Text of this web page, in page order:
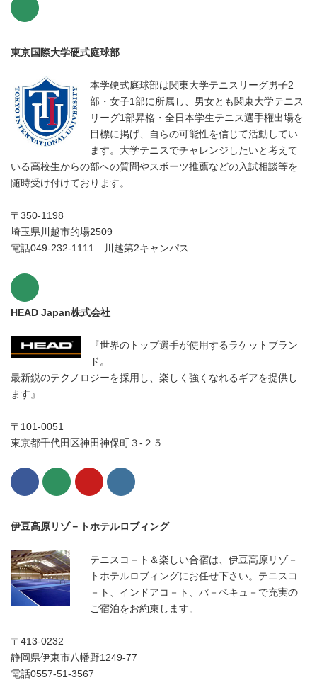
東京国際大学硬式庭球部
本学硬式庭球部は関東大学テニスリーグ男子2
部・女子1部に所属し、男女とも関東大学テニス
リーグ1部昇格・全日本学生テニス選手権出場を
目標に掲げ、自らの可能性を信じて活動してい
ます。大学テニスでチャレンジしたいと考えて
いる高校生からの部への質問やスポーツ推薦などの入試相談等を
随時受け付けております。
〒350-1198
埼玉県川越市的場2509
電話049-232-1111 川越第2キャンパス
HEAD Japan株式会社
『世界のトップ選手が使用するラケットブラン
ド。
最新鋭のテクノロジーを採用し、楽しく強くなれるギアを提供し
ます』
〒101-0051
東京都千代田区神田神保町３-２５
伊豆高原リゾ－トホテルロブィング
テニスコ－ト＆楽しい合宿は、伊豆高原リゾ－
トホテルロブィングにお任せ下さい。テニスコ
－ト、インドアコ－ト、バ－ベキュ－で充実の
ご宿泊をお約束します。
〒413-0232
静岡県伊東市八幡野1249-77
電話0557-51-3567